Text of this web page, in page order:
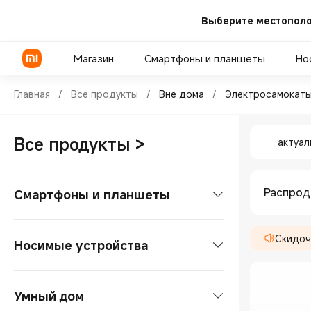
Выберите
Магазин Смартфоны и планшеты
Серия POCO
Серия REDMI
Телевизоры
Саундбары
Умные колонки
Холодильники
Пауэрбанки
Беспроводная зарядка
Shop Вне дома
Главная / Все продукты / Вне дома / Электросамокаты
Все продукты >
Смартфоны и планшеты
Серия Xiaomi
Планшеты
Носимые устройства
Умный дом